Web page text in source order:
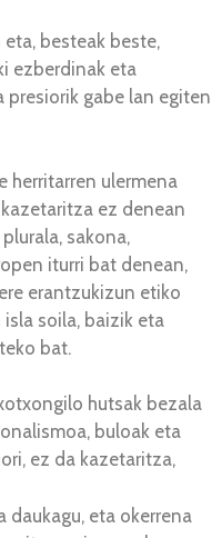
besteak beste,
ezberdinak eta
gabe lan egiten
herritarren ulermena
ez denean
sakona,
iturri bat denean,
erantzukizun etiko
soila, baizik eta
bat.
hutsak bezala
buloak eta
ez da kazetaritza,
eta okerrena